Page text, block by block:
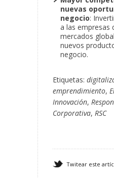
nuevas
negocio:
a las empresas
mercados
nuevos
negocio.
Etiquetas:
emprendimiento,
Innovación,
Corporativa, RSC
Twitear este